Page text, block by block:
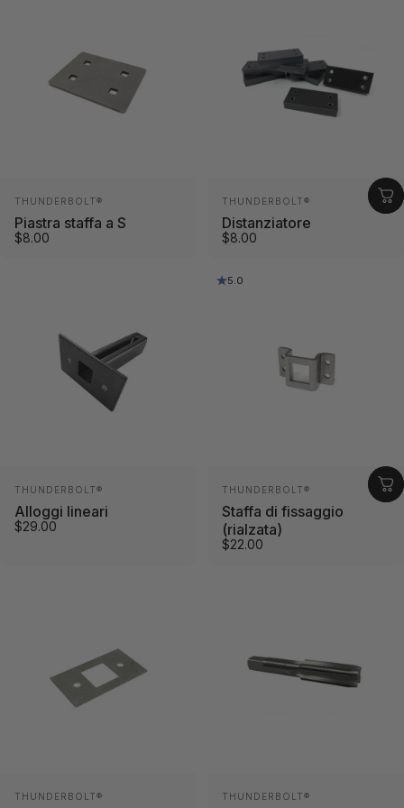
Fornitore:
THUNDERBOLT®
Piastra staffa a S
$8.00
Fornitore:
THUNDERBOLT®
Distanziatore
$8.00
Fornitore:
THUNDERBOLT®
Alloggi lineari
$29.00
5.0
Fornitore:
THUNDERBOLT®
Staffa di fissaggio
(rialzata)
$22.00
Fornitore:
THUNDERBOLT® Fornitore:
THUNDERBOLT®